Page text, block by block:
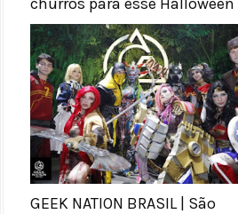
GEEK NATION BRASIL | São